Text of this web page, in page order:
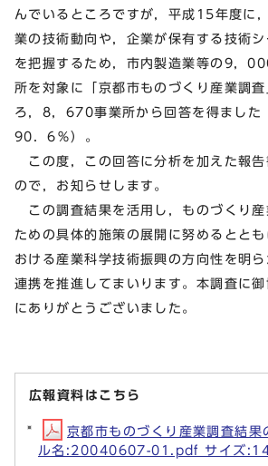
んでいるところですが，平成15年度に
業の技術動向や，企業が保有する技術
を把握するため，市内製造業等の9，
所を対象に「京都市ものづくり産業調
ろ，8，670事業所から回答を得ました
90．6％）。
この度，この回答に分析を加えた報告
ので，お知らせします。
この調査結果を活用し，ものづくり産
ための具体的施策の展開に努めるとと
おける産業科学技術振興の方向性を明
連携を推進してまいります。本調査に
にありがとうございました。
広報資料はこちら
京都市ものづくり産業調査結果
ル名:20040607-01.pdf サイズ